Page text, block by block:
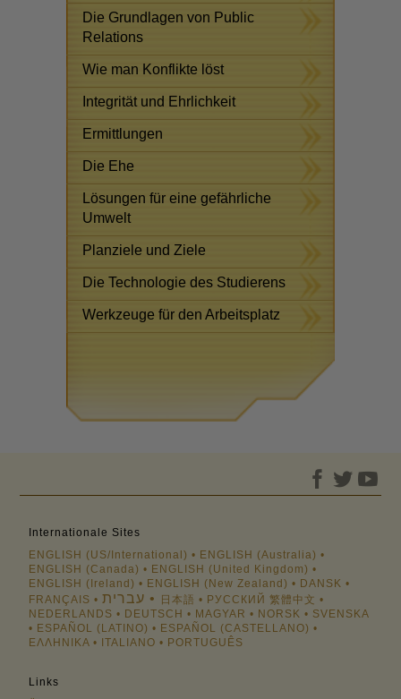
Die Grundlagen von Public
Relations
Wie man Konflikte löst
Integrität und Ehrlichkeit
Ermittlungen
Die Ehe
Lösungen für eine gefährliche
Umwelt
Planziele und Ziele
Die Technologie des Studierens
Werkzeuge für den Arbeitsplatz
Internationale Sites
ENGLISH (US/International)
ENGLISH (Australia)
ENGLISH (Canada)
ENGLISH (United Kingdom)
ENGLISH (Ireland)
ENGLISH (New Zealand)
DANSK
FRANÇAIS
עברית 日本語 РУССКИЙ 繁體中文
NEDERLANDS
DEUTSCH MAGYAR NORSK
SVENSKA
ESPAÑOL (LATINO)
ESPAÑOL (CASTELLANO)
ΕΛΛΗΝΙΚA
ITALIANO PORTUGUÊS
Links